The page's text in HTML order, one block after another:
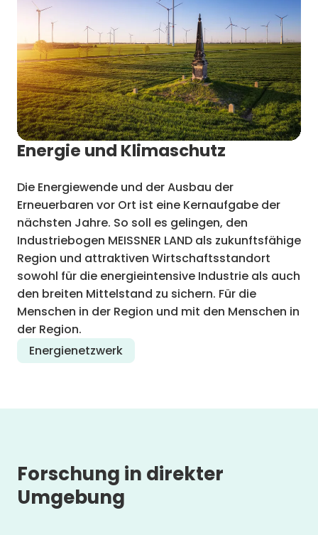
Energie und Klimaschutz
Die Energiewende und der Ausbau der
Erneuerbaren vor Ort ist eine Kernaufgabe der
nächsten Jahre. So soll es gelingen, den
Industriebogen MEISSNER LAND als zukunftsfähige
Region und attraktiven Wirtschaftsstandort
sowohl für die energieintensive Industrie als auch
den breiten Mittelstand zu sichern. Für die
Menschen in der Region und mit den Menschen in
der Region.
Energienetzwerk
Forschung in direkter
Umgebung